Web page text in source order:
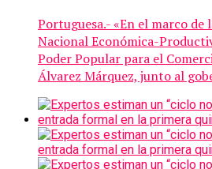
Portuguesa.- «En el marco de
Nacional Económica-
Poder Popular para el
Álvarez Márquez, junto al